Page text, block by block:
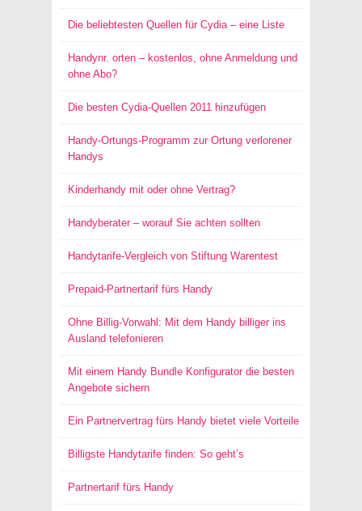
Die beliebtesten Quellen für Cydia – eine Liste
Handynr. orten – kostenlos, ohne Anmeldung und
ohne Abo?
Die besten Cydia-Quellen 2011 hinzufügen
Handy-Ortungs-Programm zur Ortung verlorener
Handys
Kinderhandy mit oder ohne Vertrag?
Handyberater – worauf Sie achten sollten
Handytarife-Vergleich von Stiftung Warentest
Prepaid-Partnertarif fürs Handy
Ohne Billig-Vorwahl: Mit dem Handy billiger ins
Ausland telefonieren
Mit einem Handy Bundle Konfigurator die besten
Angebote sichern
Ein Partnervertrag fürs Handy bietet viele Vorteile
Billigste Handytarife finden: So geht’s
Partnertarif fürs Handy